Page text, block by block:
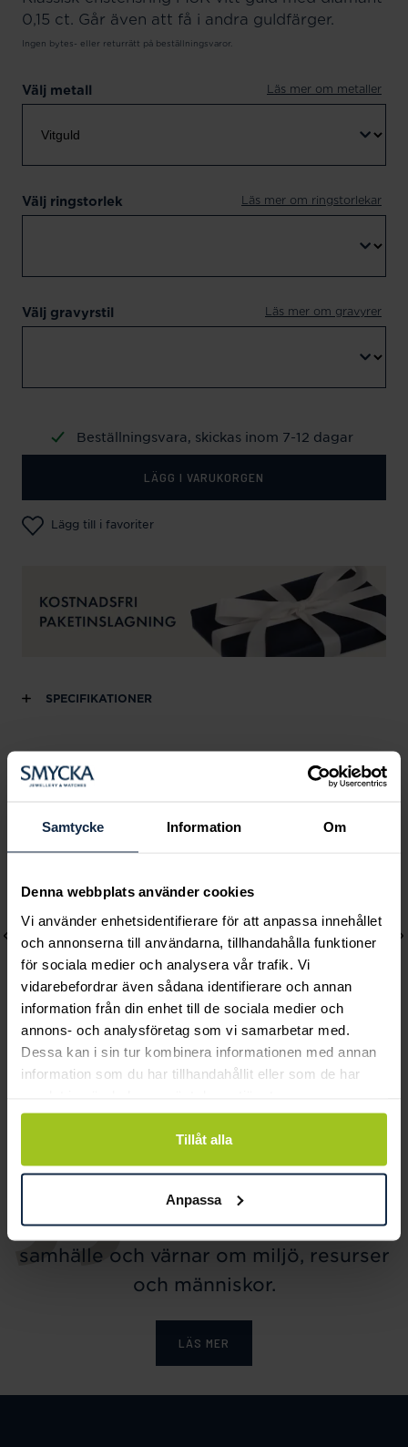
Samtycke Information Om
Denna webbplats använder cookies
Vi använder enhetsidentifierare för att anpassa innehållet
och annonserna till användarna, tillhandahålla funktioner
för sociala medier och analysera vår trafik. Vi
vidarebefordrar även sådana identifierare och annan
information från din enhet till de sociala medier och
annons- och analysföretag som vi samarbetar med.
Dessa kan i sin tur kombinera informationen med annan
information som du har tillhandahållit eller som de har
Tillåt alla
Anpassa
0,15 ct. Går även att få i andra guldfärger.
Ingen bytes- eller returrätt på beställningsvaror.
Välj metall Läs mer om metaller
Välj ringstorlek Läs mer om ringstorlekar
Välj gravyrstil Läs mer om gravyrer
Beställningsvara, skickas inom 7-12 dagar
LÄGG I VARUKORGEN
Lägg till i favoriter
SPECIFIKATIONER
Andra köpte också
Caroline Svedbom
Chrysolite
Lily and Rose
Ivory
Pris
349 kr
Smycka tar ansvar för ett hållbart
samhälle och värnar om miljö, resurser
och människor.
LÄS MER